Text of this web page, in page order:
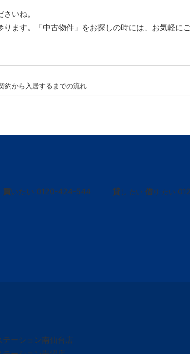
いね。
ます。「中古物件」をお探しの時には、お気軽に
約から入居するまでの流れ
買いたい 0120-424-544 貸し たい 借り たい
テーション南仙台店